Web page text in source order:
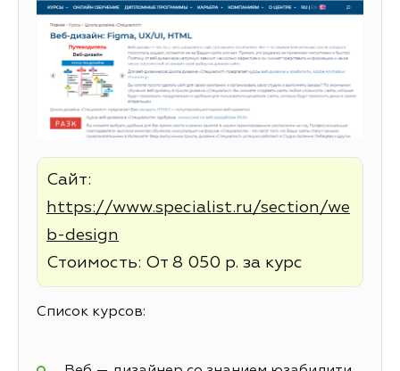
Сайт:
https://www.specialist.ru/section/we
b-design
Стоимость: От 8 050 р. за курс
Список курсов: